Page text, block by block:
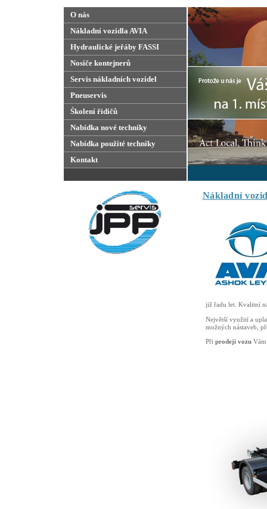
O nás
Nákladní vozidla AVIA
Hydraulické jeřáby FASSI
Nosiče kontejnerů
Servis nákladních vozidel
Pneuservis
Śkolení řidičů
Nabídka nové techniky
Nabídka použité techniky
Kontakt
Nákladní
již řadu let. Kvalitní
Největší využití a
možných nástaveb,
Při prodeji vozu